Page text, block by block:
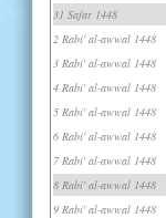
31 Safar 1448
2 Rabi' al-awwal 1448
3 Rabi' al-awwal 1448
4 Rabi' al-awwal 1448
5 Rabi' al-awwal 1448
6 Rabi' al-awwal 1448
7 Rabi' al-awwal 1448
8 Rabi' al-awwal 1448
9 Rabi' al-awwal 1448